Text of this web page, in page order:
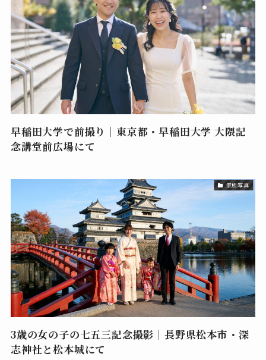
早稲田大学で前撮り｜東京都・早稲田大学 大隈記
念講堂前広場にて
家族写真
3歳の女の子の七五三記念撮影｜長野県松本市・深
志神社と松本城にて